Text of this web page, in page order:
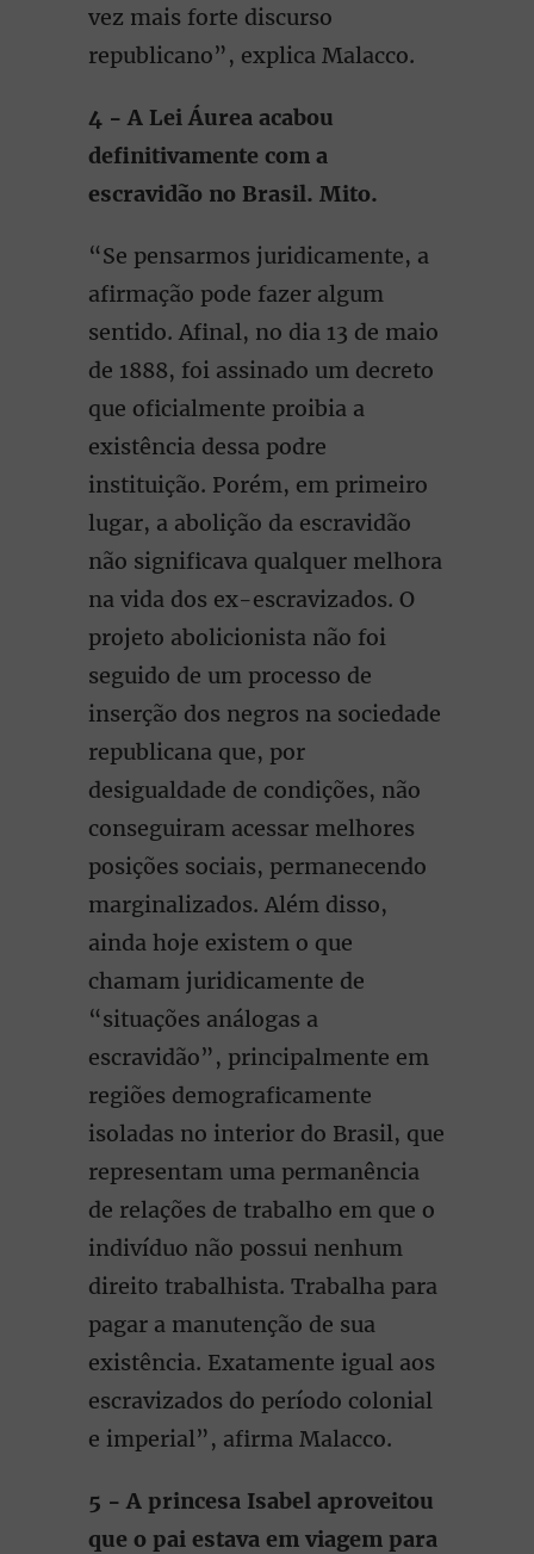
vez mais forte discurso
republicano”, explica Malacco.
4 - A Lei Áurea acabou
definitivamente com a
escravidão no Brasil. Mito.
“Se pensarmos juridicamente, a
afirmação pode fazer algum
sentido. Afinal, no dia 13 de maio
de 1888, foi assinado um decreto
que oficialmente proibia a
existência dessa podre
instituição. Porém, em primeiro
lugar, a abolição da escravidão
não significava qualquer melhora
na vida dos ex-escravizados. O
projeto abolicionista não foi
seguido de um processo de
inserção dos negros na sociedade
republicana que, por
desigualdade de condições, não
conseguiram acessar melhores
posições sociais, permanecendo
marginalizados. Além disso,
ainda hoje existem o que
chamam juridicamente de
“situações análogas a
escravidão”, principalmente em
regiões demograficamente
isoladas no interior do Brasil, que
representam uma permanência
de relações de trabalho em que o
indivíduo não possui nenhum
direito trabalhista. Trabalha para
pagar a manutenção de sua
existência. Exatamente igual aos
escravizados do período colonial
e imperial”, afirma Malacco.
5 - A princesa Isabel aproveitou
que o pai estava em viagem para